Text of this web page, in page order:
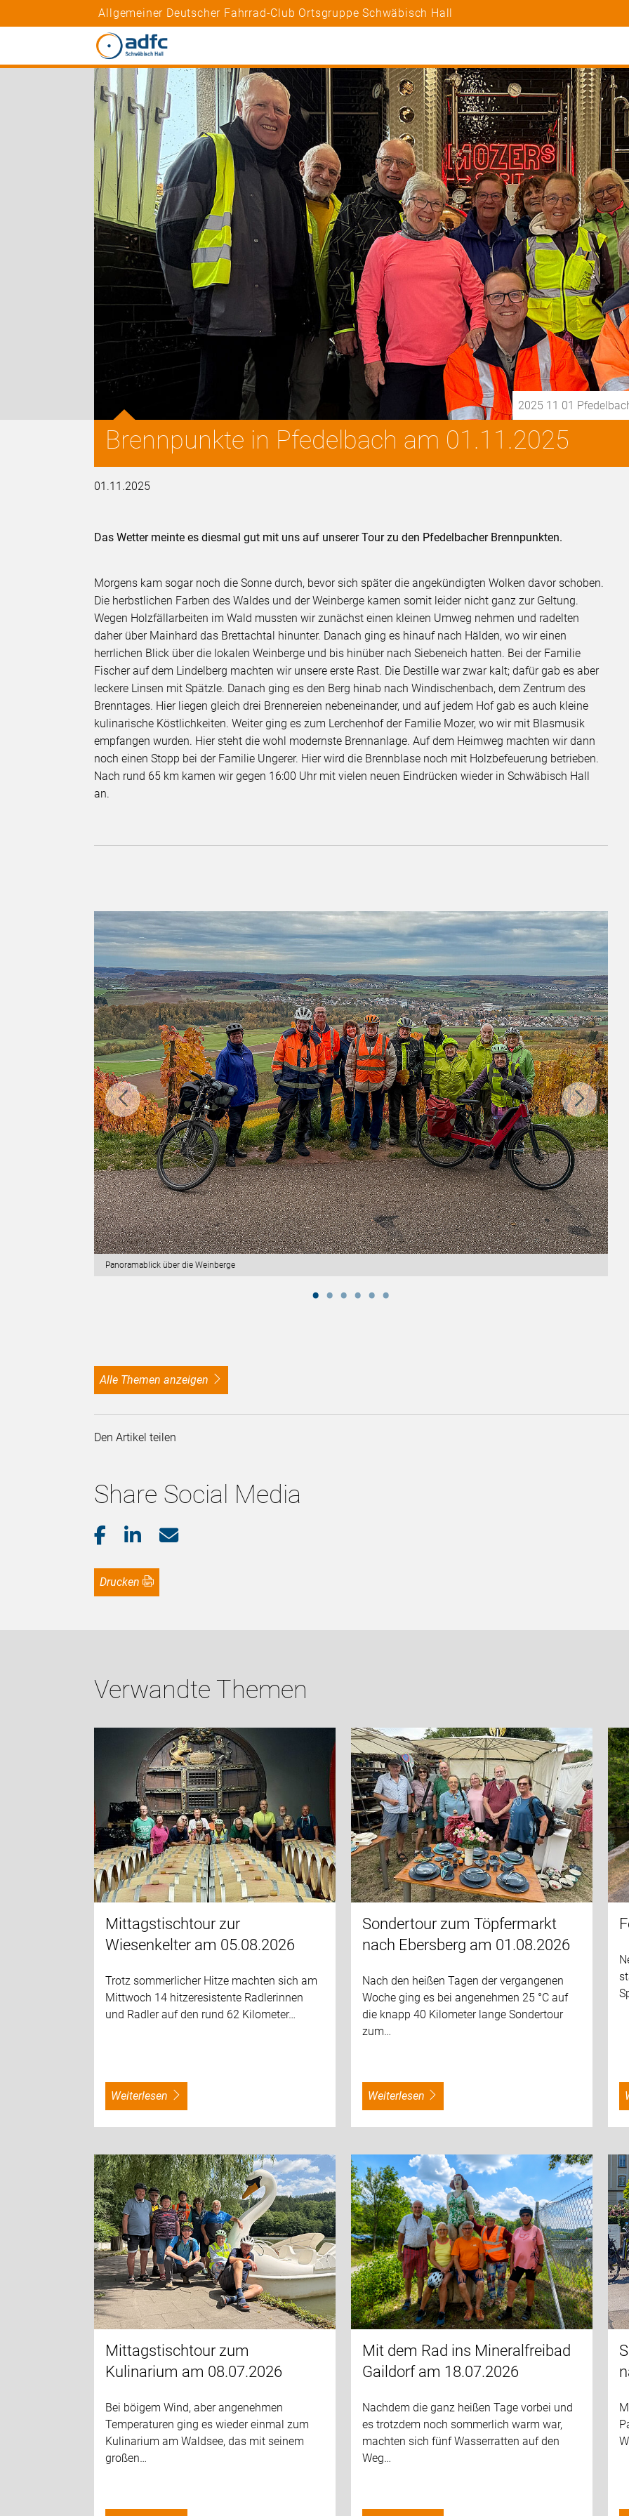
Allgemeiner Deutscher Fahrrad-Club Ortsgruppe Schwäbisch Hall
2025 11 01
Brennpunkte in Pfedelbach am 01.11.2025
01.11.2025
Das Wetter meinte es diesmal gut mit uns auf unserer Tour zu den Pfedelbacher Brennpunkten.
Morgens kam sogar noch die Sonne durch, bevor sich später die angekündigten Wolken davor schoben.
Die herbstlichen Farben des Waldes und der Weinberge kamen somit leider nicht ganz zur Geltung.
Wegen Holzfällarbeiten im Wald mussten wir zunächst einen kleinen Umweg nehmen und radelten
daher über Mainhard das Brettachtal hinunter. Danach ging es hinauf nach Hälden, wo wir einen
herrlichen Blick über die lokalen Weinberge und bis hinüber nach Siebeneich hatten. Bei der Familie
Fischer auf dem Lindelberg machten wir unsere erste Rast. Die Destille war zwar kalt; dafür gab es aber
leckere Linsen mit Spätzle. Danach ging es den Berg hinab nach Windischenbach, dem Zentrum des
Brenntages. Hier liegen gleich drei Brennereien nebeneinander, und auf jedem Hof gab es auch kleine
kulinarische Köstlichkeiten. Weiter ging es zum Lerchenhof der Familie Mozer, wo wir mit Blasmusik
empfangen wurden. Hier steht die wohl modernste Brennanlage. Auf dem Heimweg machten wir dann
noch einen Stopp bei der Familie Ungerer. Hier wird die Brennblase noch mit Holzbefeuerung betrieben.
Nach rund 65 km kamen wir gegen 16:00 Uhr mit vielen neuen Eindrücken wieder in Schwäbisch Hall
an.
Panoramablick über die Weinberge
alle Themen anzeigen
Den Artikel teilen
Share Social Media
Drucken
Verwandte Themen
Mittagstischtour zur
Wiesenkelter am 05.08.2026
Trotz sommerlicher Hitze machten sich am
Mittwoch 14 hitzeresistente Radlerinnen
und Radler auf den rund 62 Kilometer…
weiterlesen
Sondertour zum Töpfermarkt
nach Ebersberg am 01.08.2026
Nach den heißen Tagen der vergangenen
Woche ging es bei angenehmen 25 °C auf
die knapp 40 Kilometer lange Sondertour
zum…
weiterlesen
Mittagstischtour zum
Kulinarium am 08.07.2026
Bei böigem Wind, aber angenehmen
Temperaturen ging es wieder einmal zum
Kulinarium am Waldsee, das mit seinem
großen…
Mit dem Rad ins Mineralfreibad
Gaildorf am 18.07.2026
Nachdem die ganz heißen Tage vorbei und
es trotzdem noch sommerlich warm war,
machten sich fünf Wasserratten auf den
Weg…